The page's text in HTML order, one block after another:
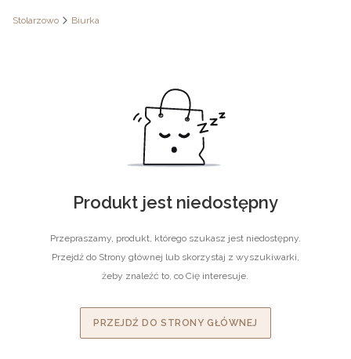
Stolarzowo Biurka
Produkt jest niedostępny
Przepraszamy, produkt, którego szukasz jest niedostępny.
Przejdź do Strony głównej lub skorzystaj z wyszukiwarki,
żeby znaleźć to, co Cię interesuje.
PRZEJDŹ DO STRONY GŁÓWNEJ